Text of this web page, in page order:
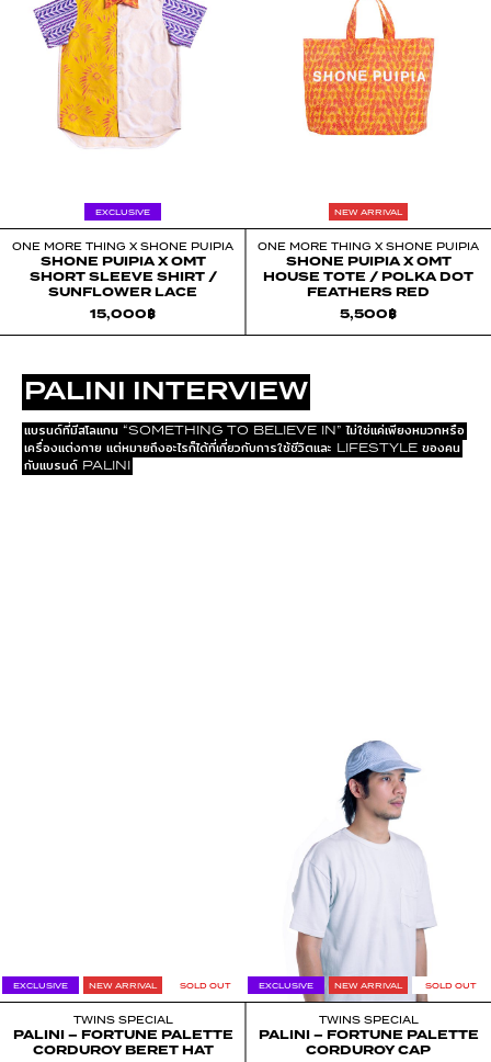
EXCLUSIVE
ONE MORE THING X SHONE PUIPIA
SHONE PUIPIA X OMT
SHORT SLEEVE SHIRT /
SUNFLOWER LACE
15,000฿
NEW ARRIVAL
ONE MORE THING X SHONE PUIPIA
SHONE PUIPIA X OMT
HOUSE TOTE / POLKA DOT
FEATHERS RED
5,500฿
PALINI INTERVIEW
แบรนด์ที่มีสโลแกน “SOMETHING TO BELIEVE IN” ไม่ใช่แค่เพียงหมวกหรือ
เครื่องแต่งกาย แต่หมายถึงอะไรก็ได้ที่เกี่ยวกับการใช้ชีวิตและ LIFESTYLE ของคน
กับแบรนด์ PALINI
EXCLUSIVE NEW ARRIVAL SOLD OUT
TWINS SPECIAL
PALINI – FORTUNE PALETTE
CORDUROY BERET HAT
EXCLUSIVE NEW ARRIVAL SOLD OUT
TWINS SPECIAL
PALINI – FORTUNE PALETTE
CORDUROY CAP